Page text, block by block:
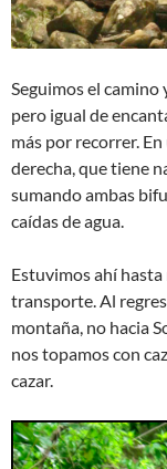
Seguimos el camino
pero igual de
más por recorrer.
derecha, que tiene
sumando ambas
caídas de agua.
Estuvimos ahí
transporte. Al
montaña, no hacia
nos topamos con
cazar.